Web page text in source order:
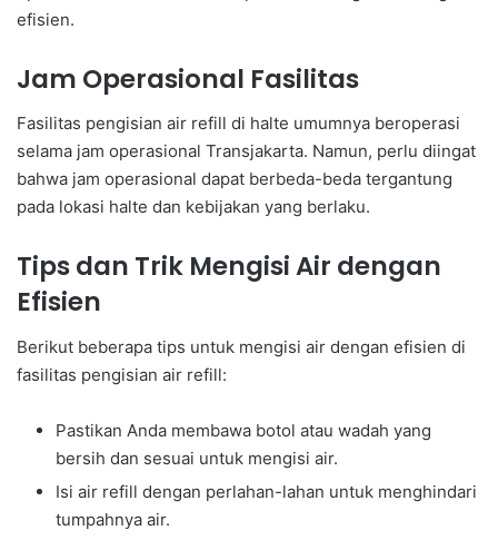
efisien.
Jam Operasional Fasilitas
Fasilitas pengisian air refill di halte umumnya beroperasi
selama jam operasional Transjakarta. Namun, perlu diingat
bahwa jam operasional dapat berbeda-beda tergantung
pada lokasi halte dan kebijakan yang berlaku.
Tips dan Trik Mengisi Air dengan
Efisien
Berikut beberapa tips untuk mengisi air dengan efisien di
fasilitas pengisian air refill:
Pastikan Anda membawa botol atau wadah yang
bersih dan sesuai untuk mengisi air.
Isi air refill dengan perlahan-lahan untuk menghindari
tumpahnya air.